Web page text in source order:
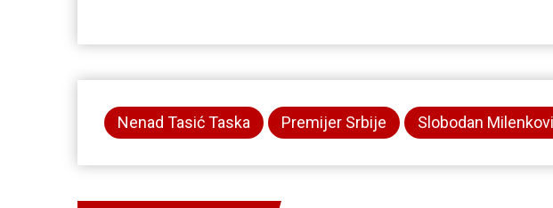
Nenad Tasić Taska Premijer Srbije Slobodan